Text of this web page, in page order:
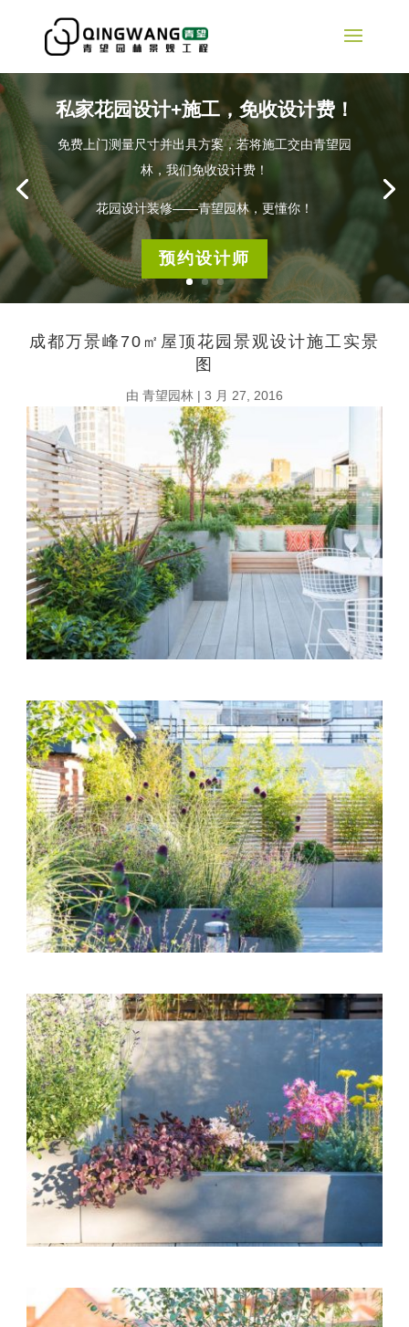
私家花园设计+施工，免收设计费！
免费上门测量尺寸并出具方案，若将施工交由青望园
林，我们免收设计费！
花园设计装修——青望园林，更懂你！
预约设计师
成都万景峰70㎡屋顶花园景观设计施工实景
图
由 青望园林 | 3 月 27, 2016